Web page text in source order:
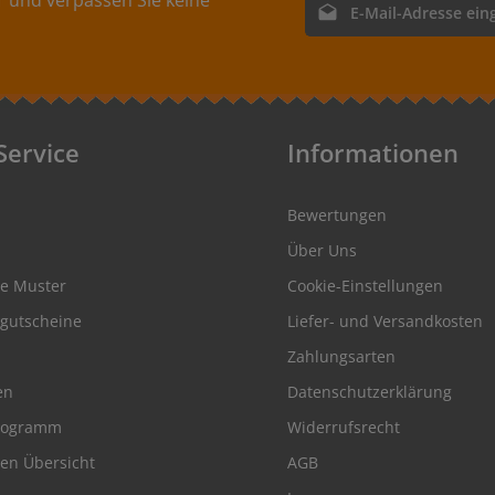
bis 40°C Kordeln:Unter der Rubrik Zubehör für
Leder-Etiketten finden Sie Kordeln in verschiedenen
Dunkelbraun, Hellgrau, Grau, Dunkelgrau, Petrol,
Muster
Übersicht
Informationen
Bewertungen
Über Uns
Cookie-Einstellungen
Liefer- und Versandkosten
Zahlungsarten
Datenschutzerklärung
Widerrufsrecht
AGB